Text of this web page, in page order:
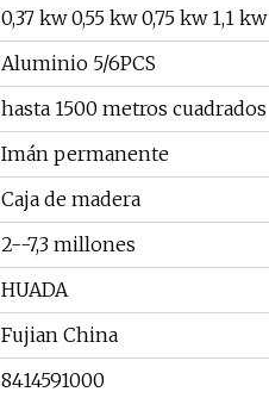
0,37 kw 0,55 kw 0,75 kw 1,1 kw
Aluminio 5/6PCS
hasta 1500 metros cuadrados
Imán permanente
Caja de madera
2--7,3 millones
HUADA
Fujian China
8414591000